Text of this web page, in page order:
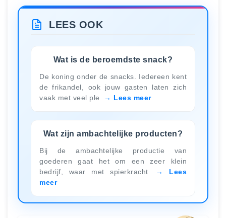
LEES OOK
Wat is de beroemdste snack?
De koning onder de snacks. Iedereen kent
de frikandel, ook jouw gasten laten zich
vaak met veel ple
Lees meer
Wat zijn ambachtelijke producten?
Bij de ambachtelijke productie van
goederen gaat het om een zeer klein
bedrijf, waar met spierkracht
Lees
meer